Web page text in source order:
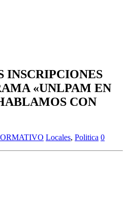
INSCRIPCIONES
«UNLPAM EN
CON
Locales, Politica 0